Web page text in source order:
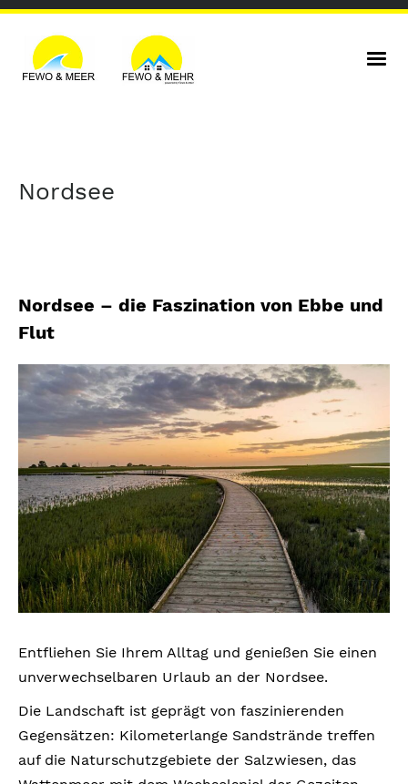
Nordsee
Nordsee – die Faszination von Ebbe und
Flut
Entfliehen Sie Ihrem Alltag und genießen Sie einen
unverwechselbaren Urlaub an der Nordsee.
Die Landschaft ist geprägt von faszinierenden
Gegensätzen: Kilometerlange Sandstrände treffen
auf die Naturschutzgebiete der Salzwiesen, das